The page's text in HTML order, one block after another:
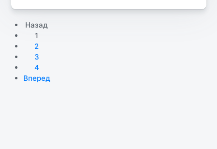
Назад
1
2
3
4
Вперед